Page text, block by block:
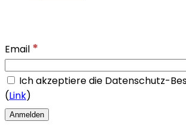
Email *
Ich akzeptiere die Datenschutz-
(Link)